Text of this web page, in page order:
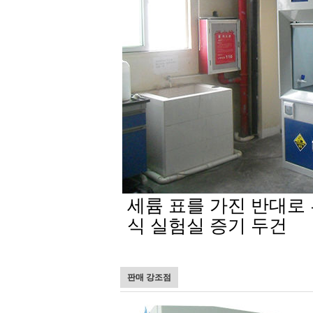
세륨 표를 가진 반대로
식 실험실 증기 두건
판매 강조점